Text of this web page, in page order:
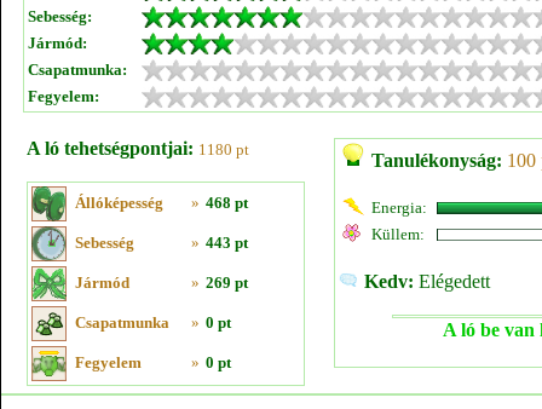
Sebesség:
Jármód:
Csapatmunka:
Fegyelem:
A ló tehetségpontjai: 1180 pt
Állóképesség » 468 pt
Sebesség » 443 pt
Jármód » 269 pt
Csapatmunka » 0 pt
Fegyelem » 0 pt
Tanulékonyság: 100
Energia:
Küllem:
Kedv: Elégedett
A ló be van